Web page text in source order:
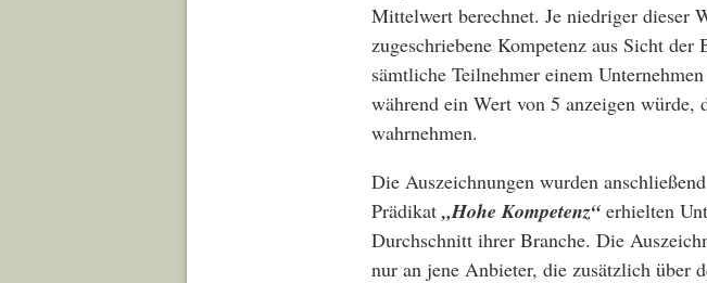
Mittelwert berechnet. Je niedriger dieser
zugeschriebene Kompetenz aus Sicht
sämtliche Teilnehmer einem
während ein Wert von 5 anzeigen würde,
wahrnehmen.
Die Auszeichnungen wurden
Prädikat „Hohe Kompetenz“ erhielten
Durchschnitt ihrer Branche. Die
nur an jene Anbieter, die zusätzlich über